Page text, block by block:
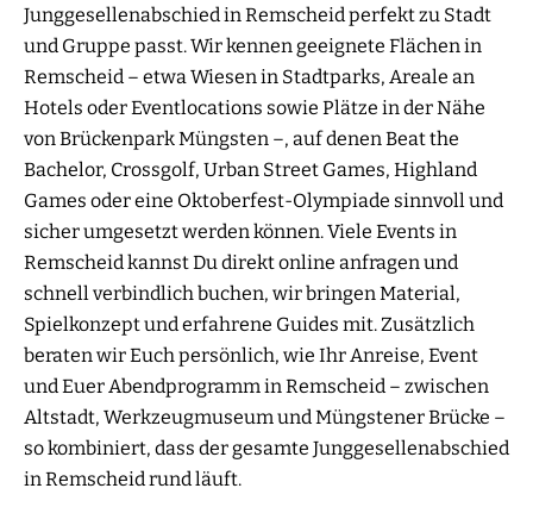
Junggesellenabschied in Remscheid perfekt zu Stadt
und Gruppe passt. Wir kennen geeignete Flächen in
Remscheid – etwa Wiesen in Stadtparks, Areale an
Hotels oder Eventlocations sowie Plätze in der Nähe
von Brückenpark Müngsten –, auf denen Beat the
Bachelor, Crossgolf, Urban Street Games, Highland
Games oder eine Oktoberfest-Olympiade sinnvoll und
sicher umgesetzt werden können. Viele Events in
Remscheid kannst Du direkt online anfragen und
schnell verbindlich buchen, wir bringen Material,
Spielkonzept und erfahrene Guides mit. Zusätzlich
beraten wir Euch persönlich, wie Ihr Anreise, Event
und Euer Abendprogramm in Remscheid – zwischen
Altstadt, Werkzeugmuseum und Müngstener Brücke –
so kombiniert, dass der gesamte Junggesellenabschied
in Remscheid rund läuft.